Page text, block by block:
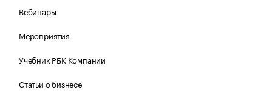
Вебинары
Мероприятия
Учебник РБК Компании
Статьи о бизнесе